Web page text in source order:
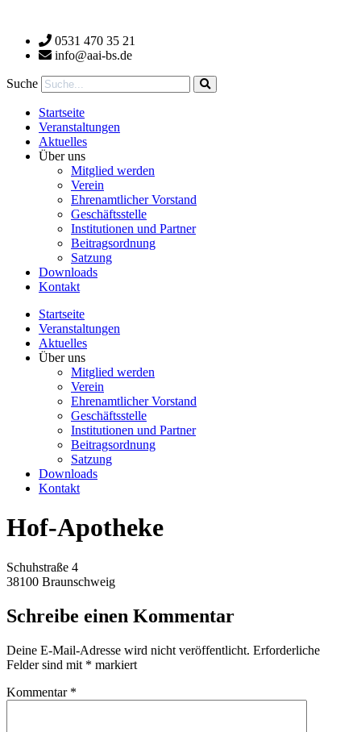
wechseln 0531 470 35 21
info@aai-bs.de
Suche
Startseite
Veranstaltungen
Aktuelles
Über uns
Mitglied werden
Verein
Ehrenamtlicher Vorstand
Geschäftsstelle
Institutionen und Partner
Beitragsordnung
Satzung
Downloads
Kontakt
Startseite
Veranstaltungen
Aktuelles
Über uns
Mitglied werden
Verein
Ehrenamtlicher Vorstand
Geschäftsstelle
Institutionen und Partner
Beitragsordnung
Satzung
Downloads
Kontakt
Hof-Apotheke
Schuhstraße 4
38100 Braunschweig
Schreibe einen Kommentar
Deine E-Mail-Adresse wird nicht veröffentlicht. Erforderliche
Felder sind mit * markiert
Kommentar *